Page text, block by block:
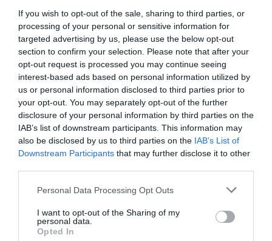
If you wish to opt-out of the sale, sharing to third parties, or
processing of your personal or sensitive information for
targeted advertising by us, please use the below opt-out
section to confirm your selection. Please note that after your
opt-out request is processed you may continue seeing
interest-based ads based on personal information utilized by
us or personal information disclosed to third parties prior to
your opt-out. You may separately opt-out of the further
disclosure of your personal information by third parties on the
IAB’s list of downstream participants. This information may
also be disclosed by us to third parties on the IAB’s List of
Downstream Participants that may further disclose it to other
Personal Data Processing Opt Outs
I want to opt-out of the Sharing of my
personal data.
Opted In
Si la demande de visa est déposée par un citoyen UE
pour un se ses parents jusqu’au 2ème degré, et si les
conditions prévues sont remplies, le visa touristique
est délivré.
ATHLÈTESET SPORTIFS
Le visa touristique peut être accordé, si ces mêmes
conditions ci-dessus citées sont remplies et sur
de brèves périodes d’entrainement.
Le visa de tourisme peut être accordé aux étrangers